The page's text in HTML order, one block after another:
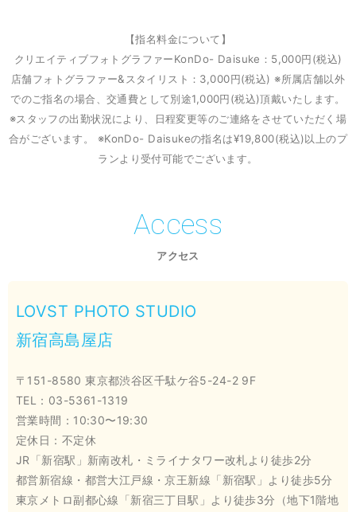
【指名料金について】
クリエイティブフォトグラファーKonDo- Daisuke：5,000円(税込)
店舗フォトグラファー&スタイリスト：3,000円(税込) ※所属店舗以外
でのご指名の場合、交通費として別途1,000円(税込)頂戴いたします。
※スタッフの出勤状況により、日程変更等のご連絡をさせていただく場
合がございます。
※KonDo- Daisukeの指名は¥19,800(税込)以上のプ
ランより受付可能でございます。
Access
アクセス
LOVST PHOTO STUDIO
新宿高島屋店
〒151-8580 東京都渋谷区千駄ケ谷5-24-2 9F
TEL：03-5361-1319
営業時間：10:30〜19:30
定休日：不定休
JR「新宿駅」新南改札・ミライナタワー改札より徒歩2分
都営新宿線・都営大江戸線・京王新線「新宿駅」より徒歩5分
東京メトロ副都心線「新宿三丁目駅」より徒歩3分（地下1階地